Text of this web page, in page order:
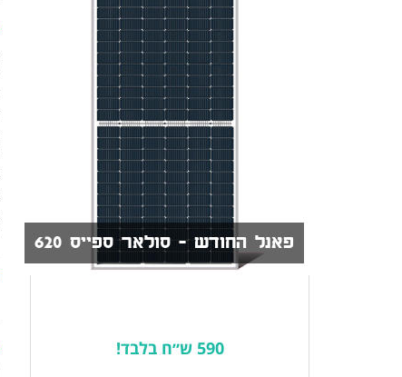
פאנל החודש - סולאר ספייס 620
590 ש״ח בלבד!